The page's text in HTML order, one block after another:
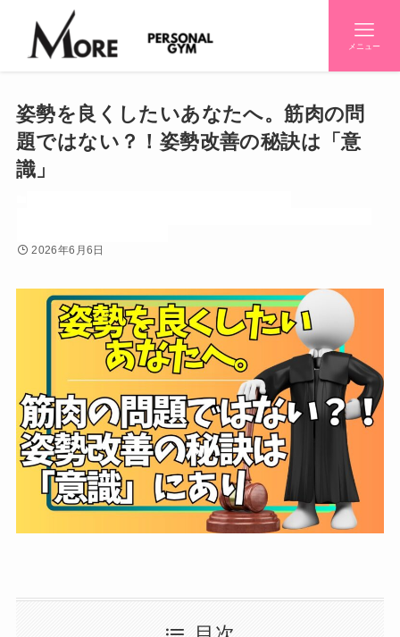
メニュー
姿勢を良くしたいあなたへ。筋肉の問
題ではない？！姿勢改善の秘訣は「意
識」
2026年6月6日